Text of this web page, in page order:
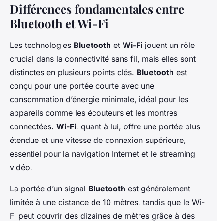
Différences fondamentales entre
Bluetooth et Wi-Fi
Les technologies Bluetooth et Wi-Fi jouent un rôle
crucial dans la connectivité sans fil, mais elles sont
distinctes en plusieurs points clés. Bluetooth est
conçu pour une portée courte avec une
consommation d’énergie minimale, idéal pour les
appareils comme les écouteurs et les montres
connectées. Wi-Fi, quant à lui, offre une portée plus
étendue et une vitesse de connexion supérieure,
essentiel pour la navigation Internet et le streaming
vidéo.
La portée d’un signal Bluetooth est généralement
limitée à une distance de 10 mètres, tandis que le Wi-
Fi peut couvrir des dizaines de mètres grâce à des